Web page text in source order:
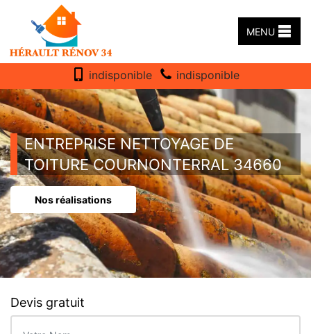
MENU
indisponible indisponible
ENTREPRISE NETTOYAGE DE
TOITURE COURNONTERRAL 34660
Nos réalisations
Devis gratuit